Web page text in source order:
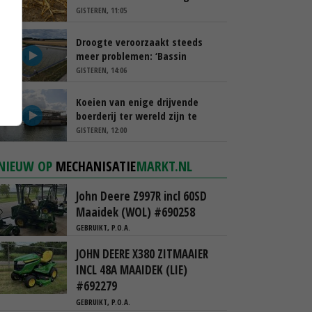
schappen
GISTEREN, 11:05
Droogte veroorzaakt steeds
meer problemen: ‘Bassin
afgelopen week al leeg’
GISTEREN, 14:06
Koeien van enige drijvende
boerderij ter wereld zijn te
koop
GISTEREN, 12:00
OP MECHANISATIEMARKT.NL
John Deere Z997R incl 60SD
Maaidek (WOL) #690258
GEBRUIKT, P.O.A.
JOHN DEERE X380 ZITMAAIER
INCL 48A MAAIDEK (LIE)
#692279
GEBRUIKT, P.O.A.